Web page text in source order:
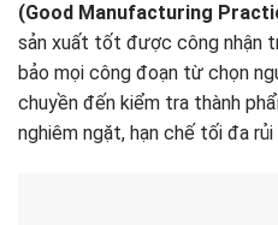
(Good Manufacturing
sản xuất tốt được công nhận
bảo mọi công đoạn từ chọn
chuyền đến kiểm tra thành
nghiêm ngặt, hạn chế tối đa